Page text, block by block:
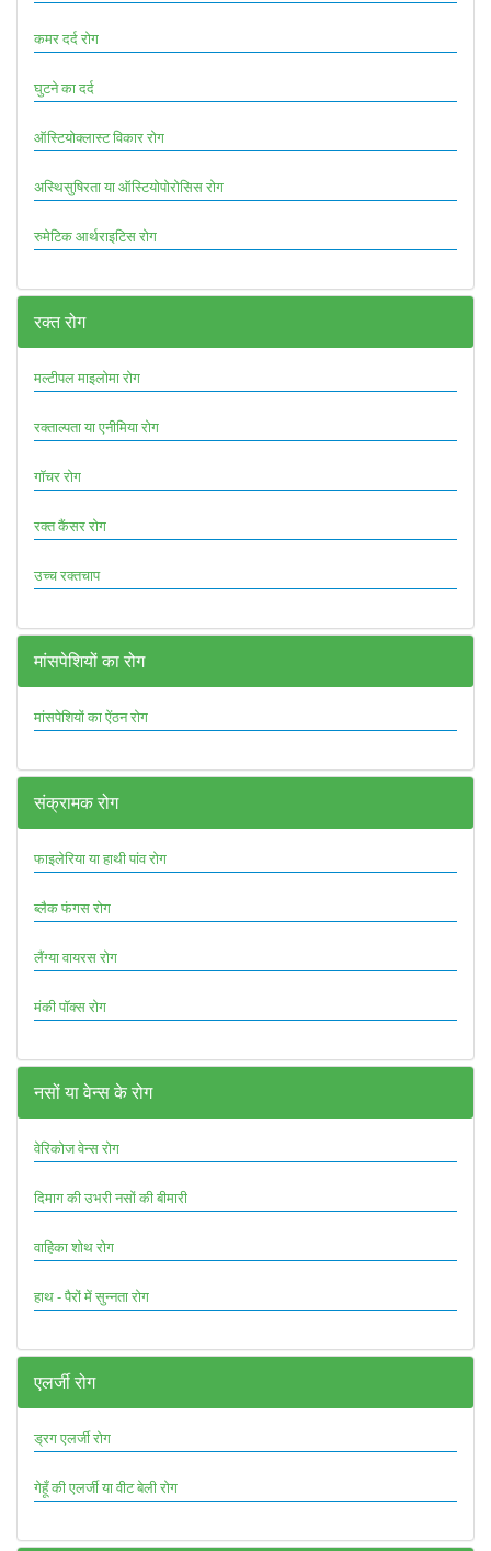
कमर दर्द रोग
घुटने का दर्द
ऑस्टियोक्लास्ट विकार रोग
अस्थिसुषिरता या ऑस्टियोपोरोसिस रोग
रुमेटिक आर्थराइटिस रोग
रक्त रोग
मल्टीपल माइलोमा रोग
रक्ताल्पता या एनीमिया रोग
गॉचर रोग
रक्त कैंसर रोग
उच्च रक्तचाप
मांसपेशियों का रोग
मांसपेशियों का ऐंठन रोग
संक्रामक रोग
फाइलेरिया या हाथी पांव रोग
ब्लैक फंगस रोग
लैंग्या वायरस रोग
मंकी पॉक्स रोग
नसों या वेन्स के रोग
वेरिकोज वेन्स रोग
दिमाग की उभरी नसों की बीमारी
वाहिका शोथ रोग
हाथ - पैरों में सुन्नता रोग
एलर्जी रोग
ड्रग एलर्जी रोग
गेहूँ की एलर्जी या वीट बेली रोग